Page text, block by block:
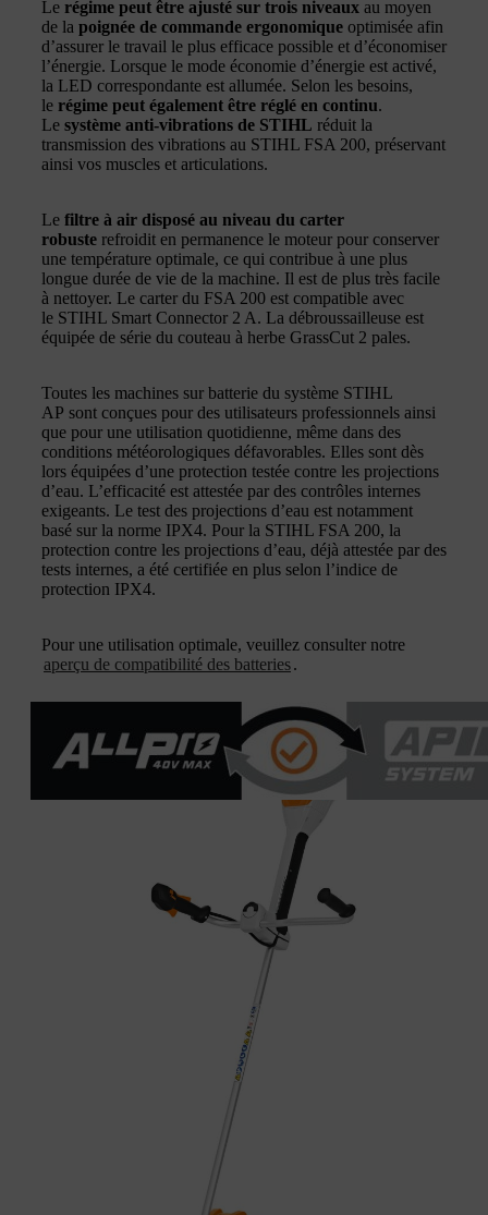
Le régime peut être ajusté sur trois niveaux au moyen
de la poignée de commande ergonomique optimisée afin
d’assurer le travail le plus efficace possible et d’économiser
l’énergie. Lorsque le mode économie d’énergie est activé,
la LED correspondante est allumée. Selon les besoins,
le régime peut également être réglé en continu.
Le système anti-vibrations de STIHL réduit la
transmission des vibrations au STIHL FSA 200, préservant
ainsi vos muscles et articulations.
Le filtre à air disposé au niveau du carter
robuste refroidit en permanence le moteur pour conserver
une température optimale, ce qui contribue à une plus
longue durée de vie de la machine. Il est de plus très facile
à nettoyer. Le carter du FSA 200 est compatible avec
le STIHL Smart Connector 2 A. La débroussailleuse est
équipée de série du couteau à herbe GrassCut 2 pales.
Toutes les machines sur batterie du système STIHL
AP sont conçues pour des utilisateurs professionnels ainsi
que pour une utilisation quotidienne, même dans des
conditions météorologiques défavorables. Elles sont dès
lors équipées d’une protection testée contre les projections
d’eau. L’efficacité est attestée par des contrôles internes
exigeants. Le test des projections d’eau est notamment
basé sur la norme IPX4. Pour la STIHL FSA 200, la
protection contre les projections d’eau, déjà attestée par des
tests internes, a été certifiée en plus selon l’indice de
protection IPX4.
Pour une utilisation optimale, veuillez consulter notre
aperçu de compatibilité des batteries.